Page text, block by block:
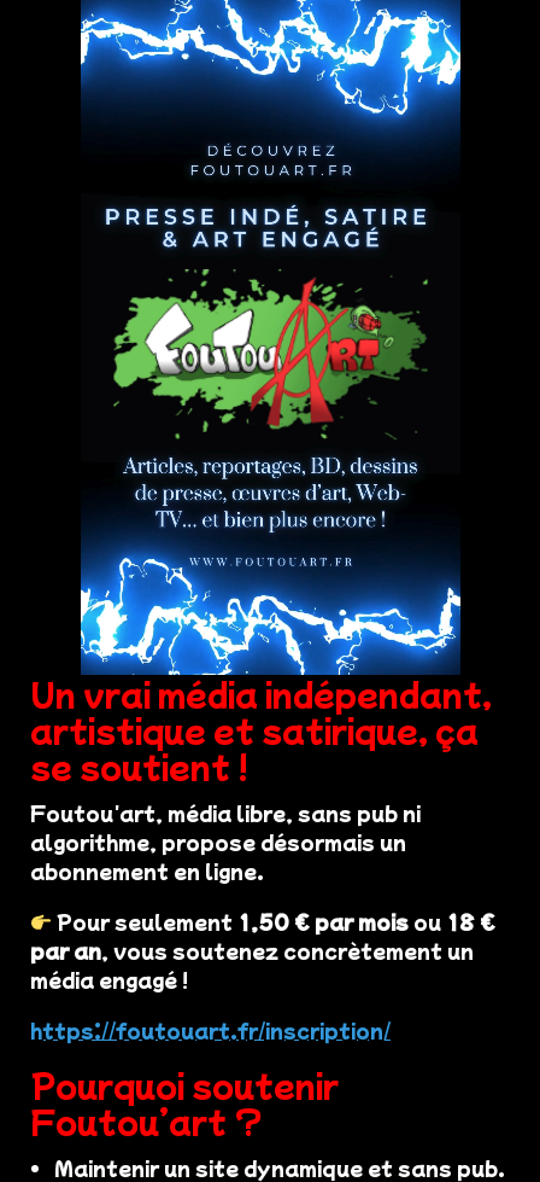
Un vrai média indépendant,
artistique et satirique, ça
se soutient !
Foutou'art, média libre, sans pub ni
algorithme, propose désormais un
abonnement en ligne.
Pour seulement 1,50 € par mois ou 18 €
par an, vous soutenez concrètement un
média engagé !
https://foutouart.fr/inscription/
Pourquoi soutenir
Foutou’art ?
Maintenir un site dynamique et sans pub.